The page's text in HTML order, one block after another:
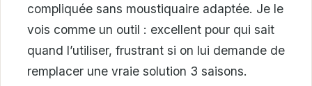
compliquée sans moustiquaire adaptée. Je le
vois comme un outil : excellent pour qui sait
quand l’utiliser, frustrant si on lui demande de
remplacer une vraie solution 3 saisons.